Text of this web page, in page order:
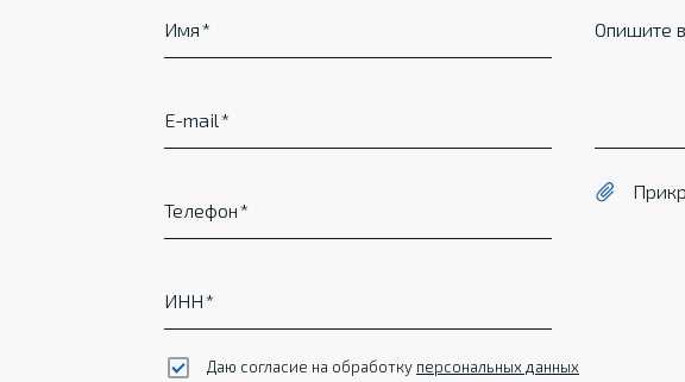
Имя
E-mail
Телефон
ИНН
Опишите
Даю согласие на обработку персональных данных